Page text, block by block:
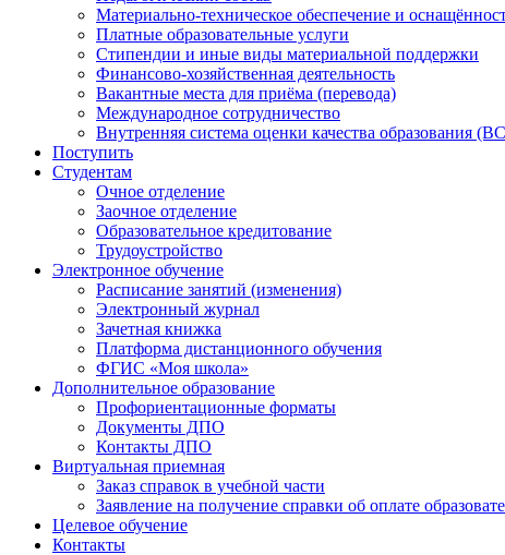
Материально-техническое обеспечение и
Платные образовательные услуги
Стипендии и иные виды материальной поддержки
Финансово-хозяйственная деятельность
Вакантные места для приёма (перевода)
Международное сотрудничество
Внутренняя система оценки качества образования
Поступить
Студентам
Очное отделение
Заочное отделение
Образовательное кредитование
Трудоустройство
Электронное обучение
Расписание занятий (изменения)
Электронный журнал
Зачетная книжка
Платформа дистанционного обучения
ФГИС «Моя школа»
Дополнительное образование
Профориентационные форматы
Документы ДПО
Контакты ДПО
Виртуальная приемная
Заказ справок в учебной части
Заявление на получение справки об оплате
Целевое обучение
Контакты